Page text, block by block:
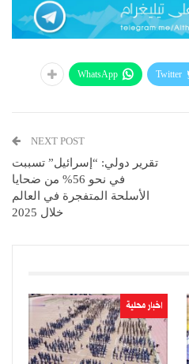
Twitter
WhatsApp
NEXT POST
تقرير دولي: “إسرائيل” تسببت
في نحو 56% من ضحايا
الأسلحة المتفجرة في العالم
خلال 2025
اخبار محلية